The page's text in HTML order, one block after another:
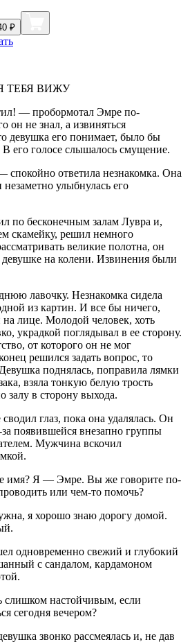
₽
Я ТЕБЯ ВИЖУ
— пробормотал Эмре по-
он не знал, а извиняться
девушка его понимает, было бы
его голосе слышалось смущение.
ответила незнакомка. Она
улыбнулась его
по бесконечным залам Лувра и,
скамейку, решил немного
великие полотна, он
девушке на колени. Извинения были
лавочку. Незнакомка сидела
из картин. И все бы ничего,
лице. Молодой человек, хоть
украдкой поглядывал в ее сторону.
от которого он не мог
решился задать вопрос, то
поднялась, поправила лямки
взяла тонкую белую трость
залу в сторону выхода.
глаз, пока она удалялась. Он
за появившейся внезапно группы
Мужчина вскочил
имя? Я — Эмре. Вы же говорите по-
или чем-то помочь?
я хорошо знаю дорогу домой.
одновременно свежий и глубокий
с сандалом, кардамоном
настойчивым, если
сегодня вечером?
звонко рассмеялась и, не дав